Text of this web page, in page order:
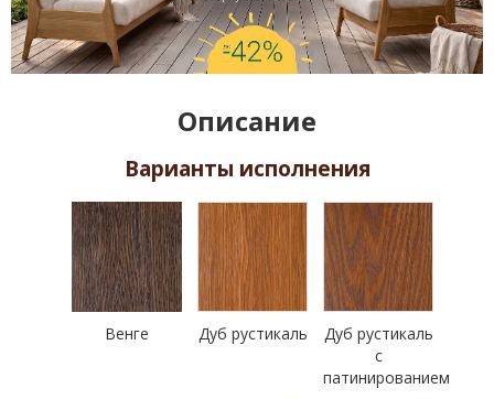
Описание
Варианты исполнения
Венге Дуб рустикаль
Дуб рустикаль
с
патинированием